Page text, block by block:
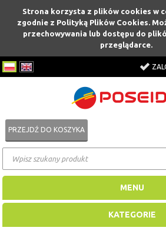
Strona korzysta z plików cookies w
zgodnie z Polityką Plików Cookies.
przechowywania lub dostępu do
przeglądarce.
PRZEJDŹ DO KOSZYKA
MENU
KATEGORIE